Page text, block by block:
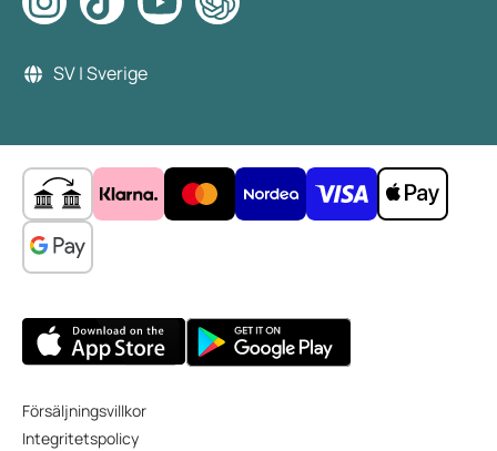
SV | Sverige
Försäljningsvillkor
Integritetspolicy